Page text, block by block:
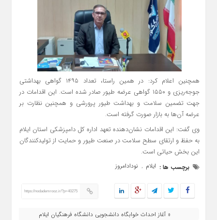
همچنین اعلام کرد: در همین راستا، تعداد ۱۴۹۵ گواهی بهداشتی
جوجه‌ریزی و ۱۵۵۰ گواهی عرضه طیور صادر شده است. این اقدامات در
جهت تضمین سلامت و بهداشت طیور پرورشی و همچنین نظارت بر
عرضه آن‌ها به بازار صورت گرفته است.
وی گفت: این اقدامات نشان‌دهنده تعهد اداره کل دامپزشکی استان ایلام
به حفظ و ارتقای سطح سلامت در صنعت طیور و حمایت از تولیدکنندگان
این بخش حیاتی است.
برچسب ها : ایلام , نودادامروز
https://nodademrooz.ir/?p=40275
« آغاز احداث خوابگاه دانشجویی دانشگاه فرهنگیان ایلام